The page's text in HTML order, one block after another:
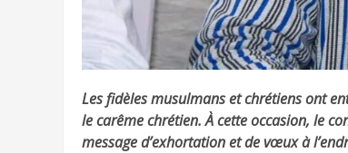
Les fidèles musulmans et chrétiens ont
le carême chrétien. À cette occasion, le
message d’exhortation et de vœux à